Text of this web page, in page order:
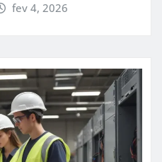
fev 4, 2026